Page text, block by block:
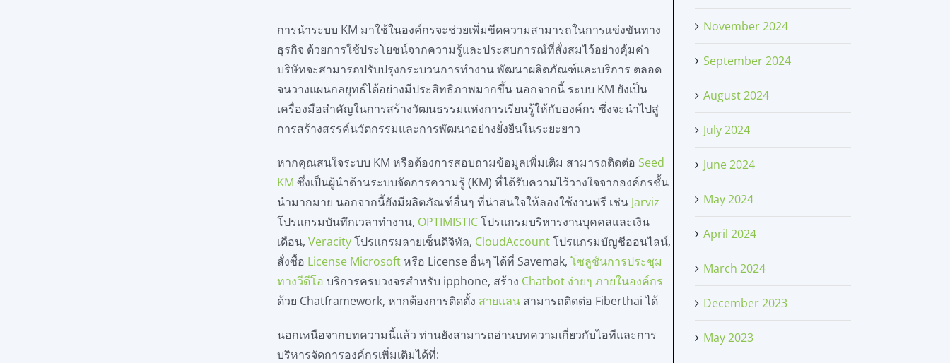
การนำระบบ KM มาใช้ในองค์กรจะช่วยเพิ่มขีดความสามารถในการแข่งขันทาง
ธุรกิจ ด้วยการใช้ประโยชน์จากความรู้และประสบการณ์ที่สั่งสมไว้อย่างคุ้มค่า
บริษัทจะสามารถปรับปรุงกระบวนการทำงาน พัฒนาผลิตภัณฑ์และบริการ ตลอด
จนวางแผนกลยุทธ์ได้อย่างมีประสิทธิภาพมากขึ้น นอกจากนี้ ระบบ KM ยังเป็น
เครื่องมือสำคัญในการสร้างวัฒนธรรมแห่งการเรียนรู้ให้กับองค์กร ซึ่งจะนำไปสู่
การสร้างสรรค์นวัตกรรมและการพัฒนาอย่างยั่งยืนในระยะยาว
หากคุณสนใจระบบ KM หรือต้องการสอบถามข้อมูลเพิ่มเติม สามารถติดต่อSeed
KM ซึ่งเป็นผู้นำด้านระบบจัดการความรู้ (KM) ที่ได้รับความไว้วางใจจากองค์กรชั้น
นำมากมาย นอกจากนี้ยังมีผลิตภัณฑ์อื่นๆ ที่น่าสนใจให้ลองใช้งานฟรี เช่น Jarviz
โปรแกรมบันทึกเวลาทำงาน, OPTIMISTICโปรแกรมบริหารงานบุคคลและเงิน
เดือน,Veracityโปรแกรมลายเซ็นดิจิทัล, CloudAccountโปรแกรมบัญชีออนไลน์,
สั่งซื้อ License Microsoft หรือ License อื่นๆ ได้ที่ Savemak,โซลูชันการประชุม
ทางวีดีโอ บริการครบวงจรสำหรับ ipphone, สร้าง Chatbot ง่ายๆ ภายในองค์กร
ด้วย Chatframework, หากต้องการติดตั้ง สายแลน สามารถติดต่อ Fiberthai ได้
นอกเหนือจากบทความนี้แล้ว ท่านยังสามารถอ่านบทความเกี่ยวกับไอทีและการ
บริหารจัดการองค์กรเพิ่มเติมได้ที่:
November 2024
September 2024
August 2024
July 2024
June 2024
May 2024
April 2024
March 2024
December 2023
May 2023